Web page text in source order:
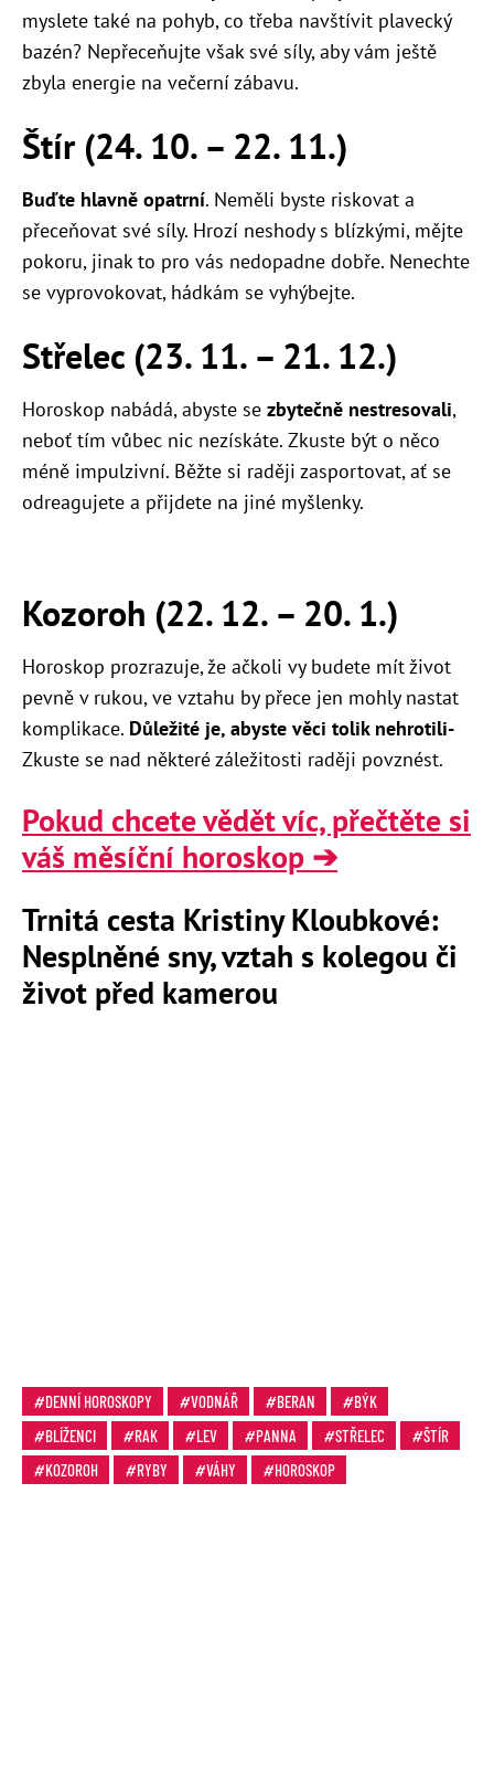
myslete také na pohyb, co třeba navštívit plavecký
bazén? Nepřeceňujte však své síly, aby vám ještě
zbyla energie na večerní zábavu.
Štír (24. 10. – 22. 11.)
Buďte hlavně opatrní. Neměli byste riskovat a
přeceňovat své síly. Hrozí neshody s blízkými, mějte
pokoru, jinak to pro vás nedopadne dobře. Nenechte
se vyprovokovat, hádkám se vyhýbejte.
Střelec (23. 11. – 21. 12.)
Horoskop nabádá, abyste se zbytečně nestresovali,
neboť tím vůbec nic nezískáte. Zkuste být o něco
méně impulzivní. Běžte si raději zasportovat, ať se
odreagujete a přijdete na jiné myšlenky.
Kozoroh (22. 12. – 20. 1.)
Horoskop prozrazuje, že ačkoli vy budete mít život
pevně v rukou, ve vztahu by přece jen mohly nastat
komplikace. Důležité je, abyste věci tolik nehrotili-
Zkuste se nad některé záležitosti raději povznést.
Pokud chcete vědět víc, přečtěte si
váš měsíční horoskop ➔
Trnitá cesta Kristiny Kloubkové:
Nesplněné sny, vztah s kolegou či
život před kamerou
DENNÍ HOROSKOPY VODNÁŘ BERAN
BÝK
BLÍŽENCI
RAK LEV PANNA STŘELEC
ŠTÍR
KOZOROH
RYBY VÁHY HOROSKOP